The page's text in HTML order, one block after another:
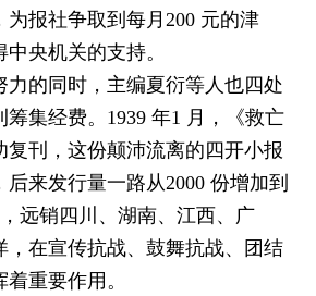
为报社争取到每月200 元的津
央机关的支持。
力的同时，主编夏衍等人也四处
集经费。1939 年1 月，《救亡
复刊，这份颠沛流离的四开小报
来发行量一路从2000 份增加到
远销四川、湖南、江西、广
，在宣传抗战、鼓舞抗战、团结
重要作用。